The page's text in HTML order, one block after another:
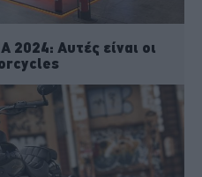
2024: Αυτές είναι οι